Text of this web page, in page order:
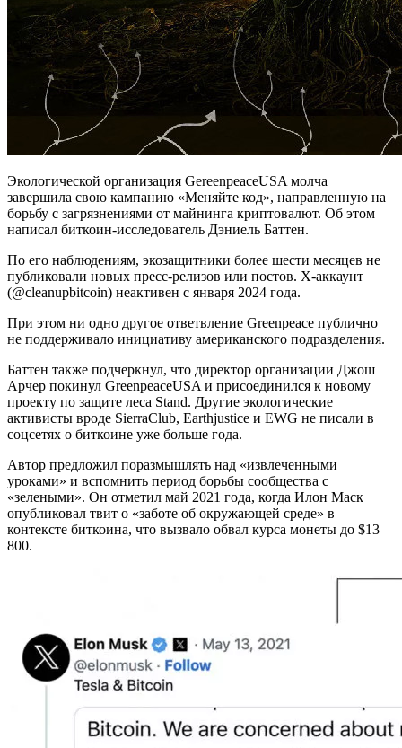
Экологической организация GereenpeaceUSA молча
завершила свою кампанию «Меняйте код», направленную на
борьбу с загрязнениями от майнинга криптовалют. Об этом
написал биткоин-исследователь Дэниель Баттен.
По его наблюдениям, экозащитники более шести месяцев не
публиковали новых пресс-релизов или постов. X-аккаунт
(@cleanupbitcoin) неактивен с января 2024 года.
При этом ни одно другое ответвление Greenpeace публично
не поддерживало инициативу американского подразделения.
Баттен также подчеркнул, что директор организации Джош
Арчер покинул GreenpeaceUSA и присоединился к новому
проекту по защите леса Stand. Другие экологические
активисты вроде SierraClub, Earthjustice и EWG не писали в
соцсетях о биткоине уже больше года.
Автор предложил поразмышлять над «извлеченными
уроками» и вспомнить период борьбы сообщества с
«зелеными». Он отметил май 2021 года, когда Илон Маск
опубликовал твит о «заботе об окружающей среде» в
контексте биткоина, что вызвало обвал курса монеты до $13
800.